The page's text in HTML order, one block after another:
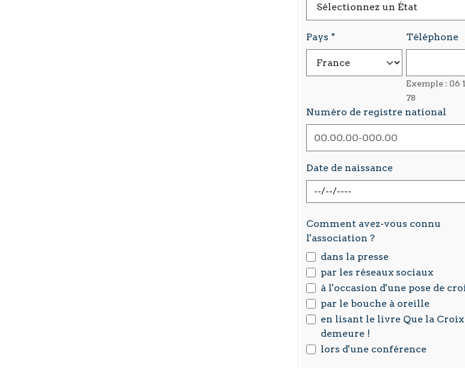
Pays Téléphone
Exemple : 06
78
Numéro de registre national
Date de naissance
Comment avez-vous connu
l'association ?
dans la presse
par les réseaux sociaux
à l'occasion d'une pose de
par le bouche à oreille
en lisant le livre Que la Croix
demeure !
lors d'une conférence